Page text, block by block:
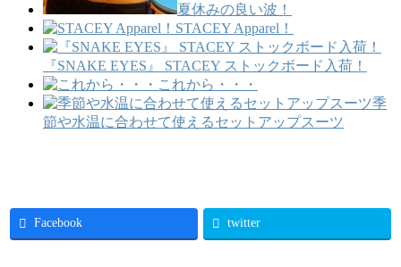
夏休みの良い波！
STACEY Apparel！
『SNAKE EYES』 STACEY ストックボード入荷！
これから・・・
季
節や水温に合わせて使えるセットアップスーツ
Facebook twitter